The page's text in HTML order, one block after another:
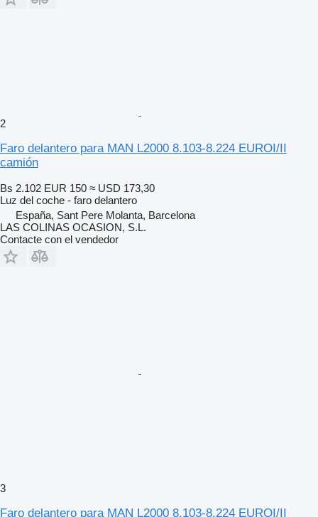
2
Faro delantero para MAN L2000 8.103-8.224 EUROI/II
camión
Bs 2.102 EUR 150 ≈ USD 173,30
Luz del coche - faro delantero
España, Sant Pere Molanta, Barcelona
LAS COLINAS OCASION, S.L.
Contacte con el vendedor
3
Faro delantero para MAN L2000 8.103-8.224 EUROI/II